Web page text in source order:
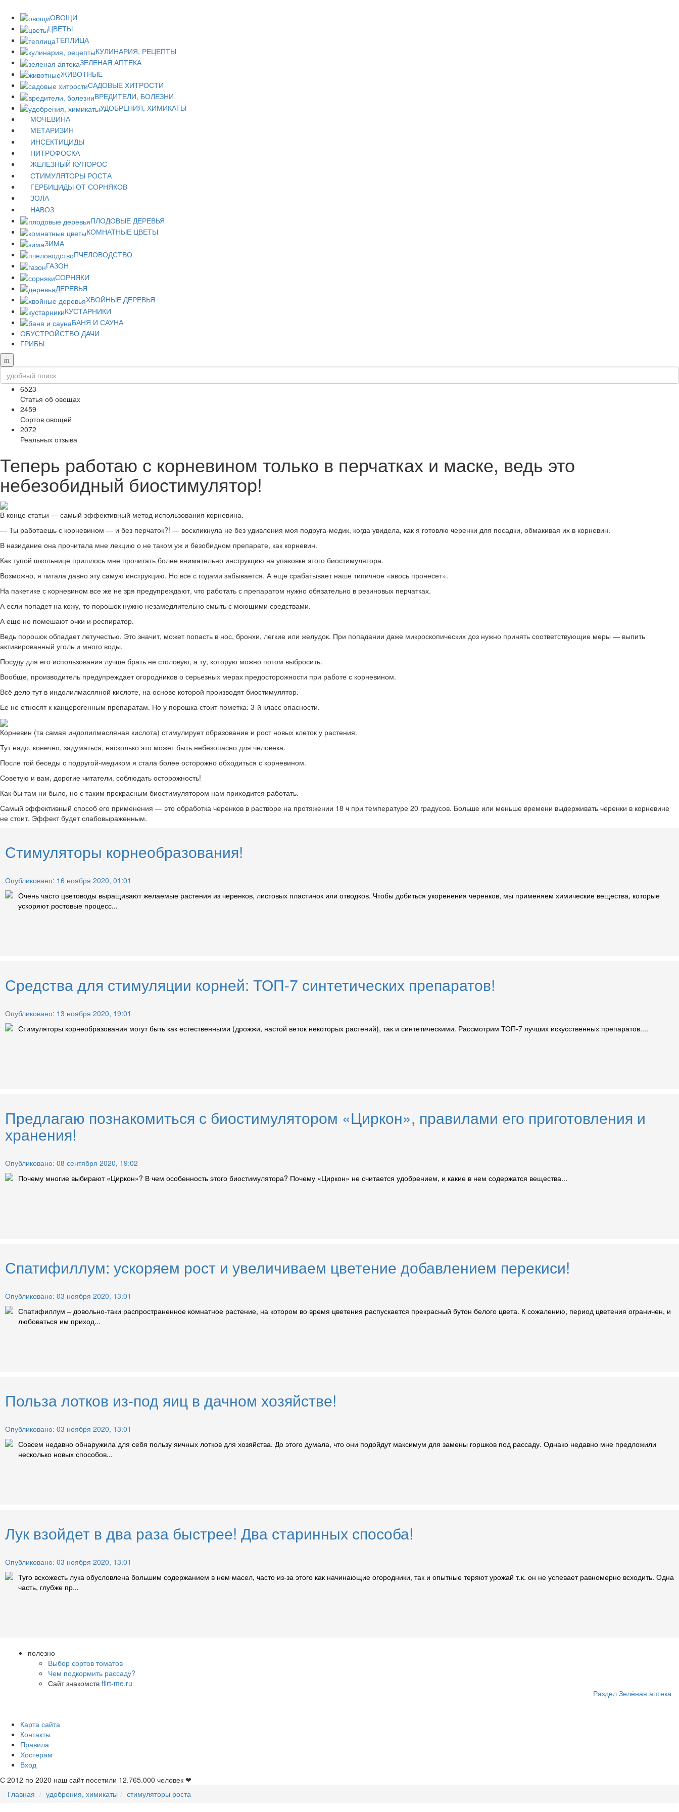
ОВОЩИ
ЦВЕТЫ
ТЕПЛИЦА
КУЛИНАРИЯ, РЕЦЕПТЫ
ЗЕЛЕНАЯ АПТЕКА
ЖИВОТНЫЕ
САДОВЫЕ ХИТРОСТИ
ВРЕДИТЕЛИ, БОЛЕЗНИ
УДОБРЕНИЯ, ХИМИКАТЫ
МОЧЕВИНА
МЕТАРИЗИН
ИНСЕКТИЦИДЫ
НИТРОФОСКА
ЖЕЛЕЗНЫЙ КУПОРОС
СТИМУЛЯТОРЫ РОСТА
ГЕРБИЦИДЫ ОТ СОРНЯКОВ
ЗОЛА
НАВОЗ
ПЛОДОВЫЕ ДЕРЕВЬЯ
КОМНАТНЫЕ ЦВЕТЫ
ЗИМА
ПЧЕЛОВОДСТВО
ГАЗОН
СОРНЯКИ
ДЕРЕВЬЯ
ХВОЙНЫЕ ДЕРЕВЬЯ
КУСТАРНИКИ
БАНЯ И САУНА
ОБУСТРОЙСТВО ДАЧИ
ГРИБЫ
6523
Статья об овощах
2459
Сортов овощей
2072
Реальных отзыва
Теперь работаю с корневином только в перчатках и маске, ведь это
небезобидный биостимулятор!
В конце статьи — самый эффективный метод использования корневина.
— Ты работаешь с корневином — и без перчаток?! — воскликнула не без удивления моя подруга-медик, когда увидела, как я готовлю черенки для посадки, обмакивая их в корневин.
В назидание она прочитала мне лекцию о не таком уж и безобидном препарате, как корневин.
Как тупой школьнице пришлось мне прочитать более внимательно инструкцию на упаковке этого биостимулятора.
Возможно, я читала давно эту самую инструкцию. Но все с годами забывается. А еще срабатывает наше типичное «авось пронесет».
На пакетике с корневином все же не зря предупреждают, что работать с препаратом нужно обязательно в резиновых перчатках.
А если попадет на кожу, то порошок нужно незамедлительно смыть с моющими средствами.
А еще не помешают очки и респиратор.
Ведь порошок обладает летучестью. Это значит, может попасть в нос, бронхи, легкие или желудок. При попадании даже микроскопических доз нужно принять соответствующие меры — выпить
активированный уголь и много воды.
Посуду для его использования лучше брать не столовую, а ту, которую можно потом выбросить.
Вообще, производитель предупреждает огородников о серьезных мерах предосторожности при работе с корневином.
Всё дело тут в индолилмасляной кислоте, на основе которой производят биостимулятор.
Ее не относят к канцерогенным препаратам. Но у порошка стоит пометка: 3-й класс опасности.
Корневин (та самая индолилмасляная кислота) стимулирует образование и рост новых клеток у растения.
Тут надо, конечно, задуматься, насколько это может быть небезопасно для человека.
После той беседы с подругой-медиком я стала более осторожно обходиться с корневином.
Советую и вам, дорогие читатели, соблюдать осторожность!
Как бы там ни было, но с таким прекрасным биостимулятором нам приходится работать.
Самый эффективный способ его применения — это обработка черенков в растворе на протяжении 18 ч при температуре 20 градусов. Больше или меньше времени выдерживать черенки в корневине
не стоит. Эффект будет слабовыраженным.
Стимуляторы корнеобразования!
Опубликовано: 16 ноября 2020, 01:01
Очень часто цветоводы выращивают желаемые растения из черенков, листовых пластинок или отводков. Чтобы добиться укоренения черенков, мы применяем химические вещества, которые
ускоряют ростовые процесс...
Средства для стимуляции корней: ТОП-7 синтетических препаратов!
Опубликовано: 13 ноября 2020, 19:01
Стимуляторы корнеобразования могут быть как естественными (дрожжи, настой веток некоторых растений), так и синтетическими. Рассмотрим ТОП-7 лучших искусственных препаратов....
Предлагаю познакомиться с биостимулятором «Циркон», правилами его приготовления и
хранения!
Опубликовано: 08 сентября 2020, 19:02
Почему многие выбирают «Циркон»? В чем особенность этого биостимулятора? Почему «Циркон» не считается удобрением, и какие в нем содержатся вещества...
Спатифиллум: ускоряем рост и увеличиваем цветение добавлением перекиси!
Опубликовано: 03 ноября 2020, 13:01
Спатифиллум – довольно-таки распространенное комнатное растение, на котором во время цветения распускается прекрасный бутон белого цвета. К сожалению, период цветения ограничен, и
любоваться им приход...
Польза лотков из-под яиц в дачном хозяйстве!
Опубликовано: 03 ноября 2020, 13:01
Совсем недавно обнаружила для себя пользу яичных лотков для хозяйства. До этого думала, что они подойдут максимум для замены горшков под рассаду. Однако недавно мне предложили
несколько новых способов...
Лук взойдет в два раза быстрее! Два старинных способа!
Опубликовано: 03 ноября 2020, 13:01
Туго всхожесть лука обусловлена большим содержанием в нем масел, часто из-за этого как начинающие огородники, так и опытные теряют урожай т.к. он не успевает равномерно всходить. Одна
часть, глубже пр...
полезно
Выбор сортов томатов
Чем подкормить рассаду?
Сайт знакомств flirt-me.ru
Раздел Зелёная аптека
Карта сайта
Контакты
Правила
Хостерам
Вход
С 2012 по 2020 наш сайт посетили 12.765.000 человек ❤
Главная
удобрения, химикаты стимуляторы роста